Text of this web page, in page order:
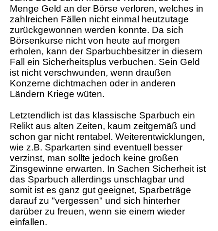
Menge Geld an der Börse verloren, welches in
zahlreichen Fällen nicht einmal heutzutage
zurückgewonnen werden konnte. Da sich
Börsenkurse nicht von heute auf morgen
erholen, kann der Sparbuchbesitzer in diesem
Fall ein Sicherheitsplus verbuchen. Sein Geld
ist nicht verschwunden, wenn draußen
Konzerne dichtmachen oder in anderen
Ländern Kriege wüten.
Letztendlich ist das klassische Sparbuch ein
Relikt aus alten Zeiten, kaum zeitgemäß und
schon gar nicht rentabel. Weiterentwicklungen,
wie z.B. Sparkarten sind eventuell besser
verzinst, man sollte jedoch keine großen
Zinsgewinne erwarten. In Sachen Sicherheit ist
das Sparbuch allerdings unschlagbar und
somit ist es ganz gut geeignet, Sparbeträge
darauf zu "vergessen" und sich hinterher
darüber zu freuen, wenn sie einem wieder
einfallen.